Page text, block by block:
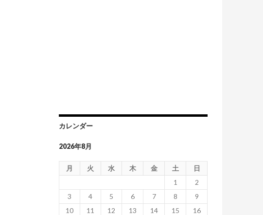
カレンダー
2026年8月
月 火 水 木 金 土
日
1
2
3
4 5 6 7 8
9
10
11 12 13 14 15
16